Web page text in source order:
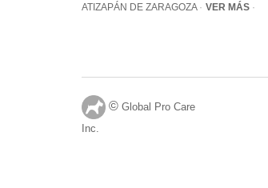
ATIZAPÁN DE ZARAGOZA
VER MÁS
© Global Pro Care
Inc.